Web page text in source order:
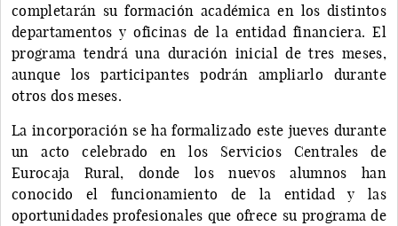
completarán su formación académica en los distintos
departamentos y oficinas de la entidad financiera. El
programa tendrá una duración inicial de tres meses,
aunque los participantes podrán ampliarlo durante
otros dos meses.
La incorporación se ha formalizado este jueves durante
un acto celebrado en los Servicios Centrales de
Eurocaja Rural, donde los nuevos alumnos han
conocido el funcionamiento de la entidad y las
oportunidades profesionales que ofrece su programa de